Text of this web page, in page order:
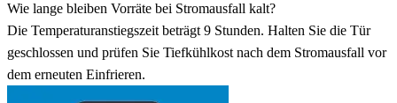
Wie lange bleiben Vorräte bei Stromausfall kalt?
Die Temperaturanstiegszeit beträgt 9 Stunden. Halten Sie die Tür
geschlossen und prüfen Sie Tiefkühlkost nach dem Stromausfall vor
dem erneuten Einfrieren.